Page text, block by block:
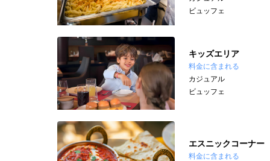
ビュッフェ
キッズエリア
料金に含まれる
カジュアル
ビュッフェ
エスニックコーナー
料金に含まれる